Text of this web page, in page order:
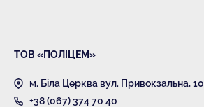
ТОВ «ПОЛІЦЕМ»
м. Біла Церква вул. Привокзальна, 10
+38 (067) 374 70 40